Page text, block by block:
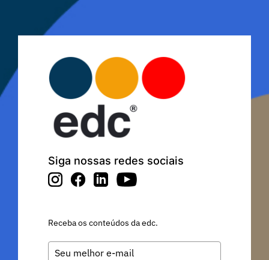
Siga nossas redes sociais
Receba os conteúdos da edc.